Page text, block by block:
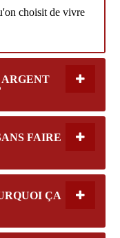
choisit de vivre
FAIRE
ÇA